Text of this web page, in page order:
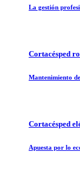
La gestión
Cortacésped
Mantenimiento
Cortacésped
Apuesta por lo